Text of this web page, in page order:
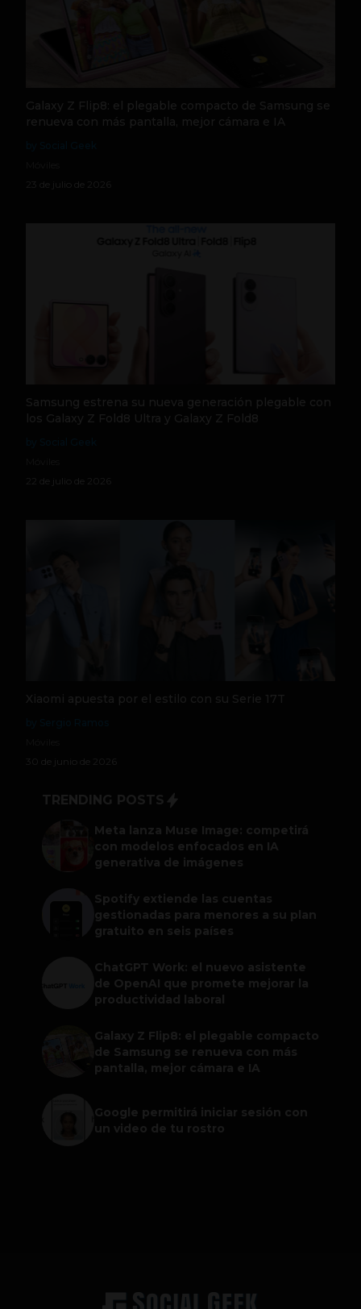
Galaxy Z Flip8: el plegable compacto de Samsung se
renueva con más pantalla, mejor cámara e IA
23 de julio de 2026
Samsung estrena su nueva generación plegable con
los Galaxy Z Fold8 Ultra y Galaxy Z Fold8
22 de julio de 2026
Xiaomi apuesta por el estilo con su Serie 17T
30 de junio de 2026
TRENDING POSTS
Meta lanza Muse Image: competirá
con modelos enfocados en IA
generativa de imágenes
Spotify extiende las cuentas
gestionadas para menores a su plan
gratuito en seis países
ChatGPT Work: el nuevo asistente
de OpenAI que promete mejorar la
productividad laboral
Galaxy Z Flip8: el plegable compacto
de Samsung se renueva con más
pantalla, mejor cámara e IA
Google permitirá iniciar sesión con
un video de tu rostro